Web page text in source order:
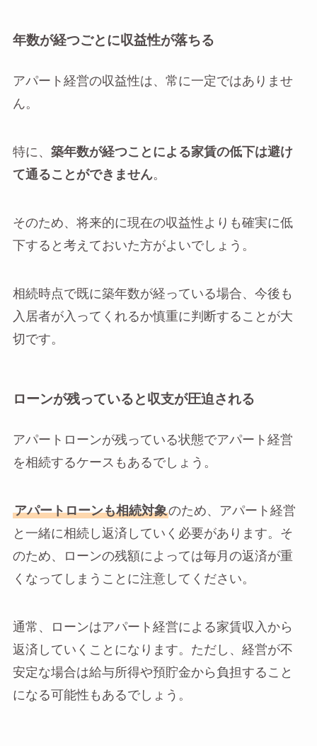
年数が経つごとに収益性が落ちる
アパート経営の収益性は、常に一定ではありませ
ん。
特に、 築年数が経つことによる家賃の低下は避け
て通ることができません。
そのため、将来的に現在の収益性よりも確実に低
下すると考えておいた方がよいでしょう。
相続時点で既に築年数が経っている場合、今後も
入居者が入ってくれるか慎重に判断することが大
切です。
ローンが残っていると収支が圧迫される
アパートローンが残っている状態でアパート経営
を相続するケースもあるでしょう。
アパートローンも相続対象のため、アパート経営
と一緒に相続し返済していく必要があります。そ
のため、ローンの残額によっては毎月の返済が重
くなってしまうことに注意してください。
通常、ローンはアパート経営による家賃収入から
返済していくことになります。ただし、経営が不
安定な場合は給与所得や預貯金から負担すること
になる可能性もあるでしょう。